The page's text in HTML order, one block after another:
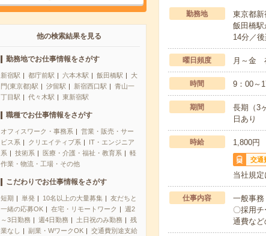
他の検索結果を見る
勤務地でお仕事情報をさがす
新宿駅 都庁前駅 六本木駅 飯田橋駅
大
門(東京都)駅
汐留駅 新宿西口駅
青山一
丁目駅
代々木駅 東新宿駅
職種でお仕事情報をさがす
オフィスワーク・事務系
営業・販売・サー
ビス系
クリエイティブ系
IT・エンジニア
系
技術系 医療・介護・福祉・教育系
軽
作業・物流・工場・その他
こだわりでお仕事情報をさがす
短期 単発 10名以上の大量募集
友だちと
一緒の応募OK
在宅・リモートワーク
週2
～3日勤務
週4日勤務 土日祝のみ勤務
残
業なし
副業・WワークOK
交通費別途支給
勤務地
東京都新
飯田橋
14分／
曜日頻度 月～金
時間 9：00～
期間
長期（3
日あり
時給 1,800円
交通
当社規
仕事内容
一般事務
〇採用
通費な